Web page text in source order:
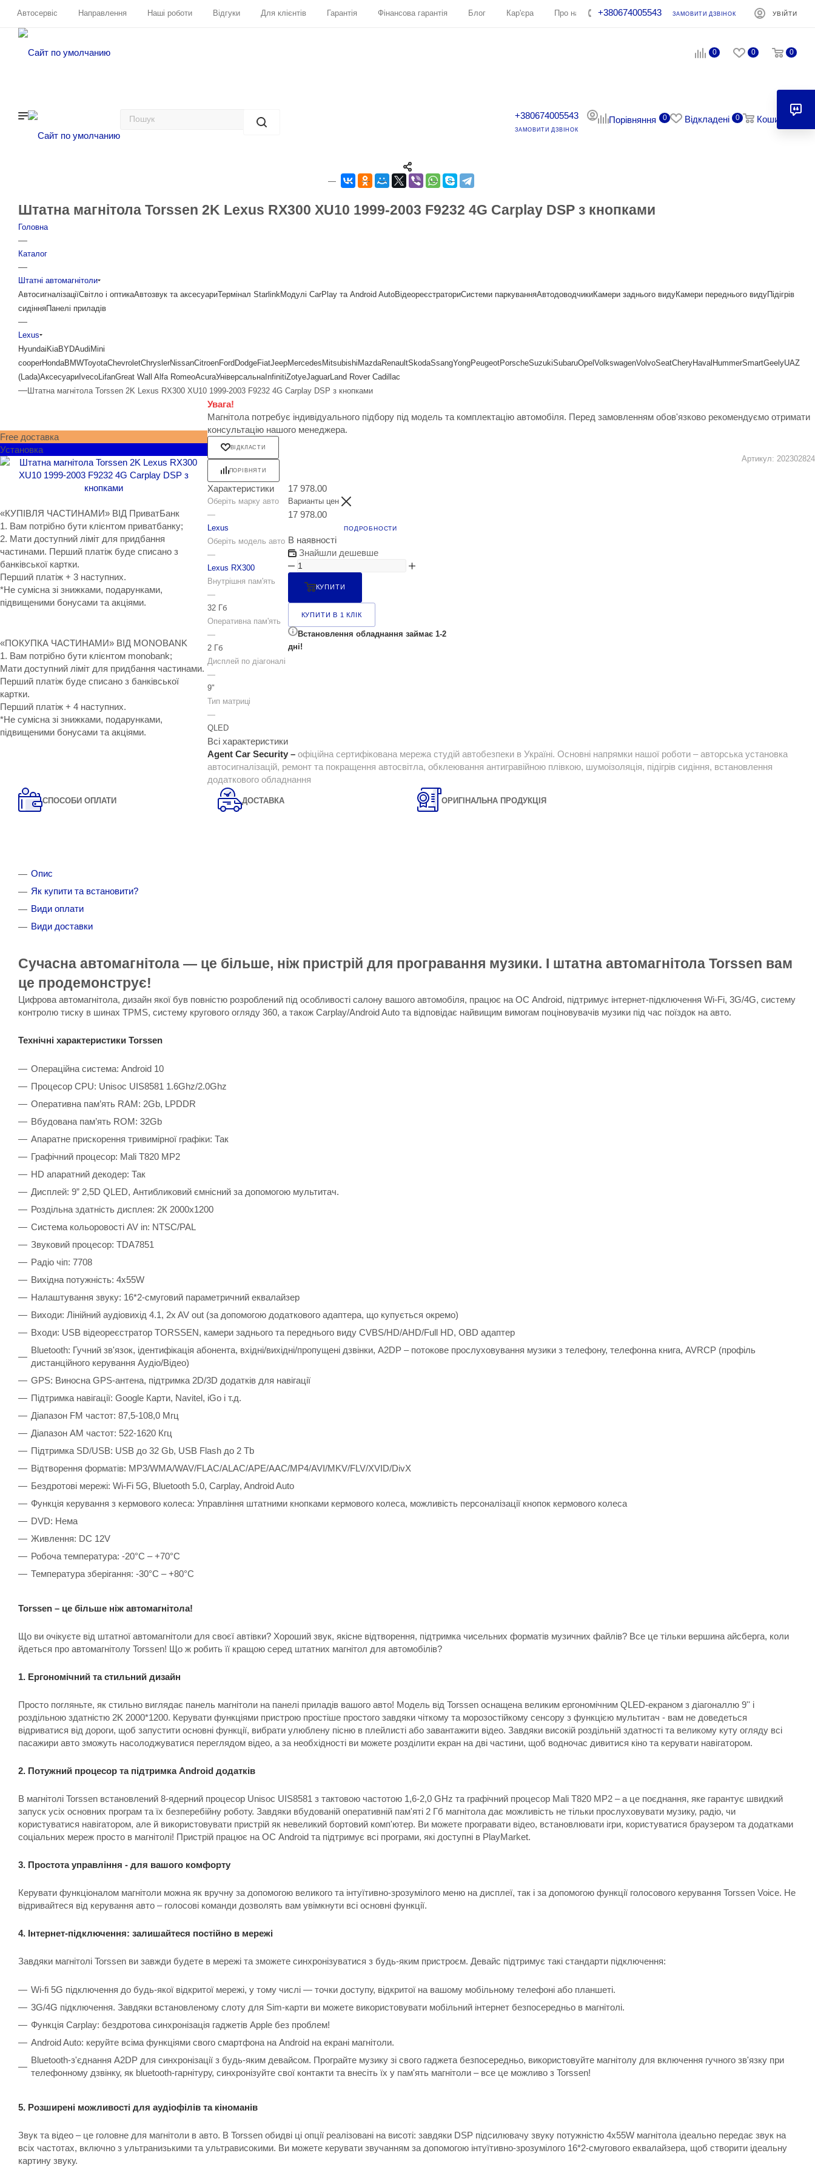
Автосервіс Направлення Наші роботи Відгуки Для клієнтів Гарантія Фінансова гарантія Блог Кар'єра Про нас Контакти
+380674005543 ЗАМОВИТИ ДЗВІНОК УВІЙТИ
0 0 0
+380674005543
ЗАМОВИТИ ДЗВІНОК
Порівняння 0 Відкладені 0 Кошик 0
Штатна магнітола Torssen 2K Lexus RX300 XU10 1999-2003 F9232 4G Carplay DSP з кнопками
Головна
—
Каталог
—
Штатні автомагнітоли
АвтосигналізаціїСвітло і оптикаАвтозвук та аксесуариТермінал StarlinkМодулі CarPlay та Android AutoВідеореєстраториСистеми паркуванняАвтодоводчикиКамери заднього видуКамери переднього видуПідігрів
сидінняПанелі приладів
—
Lexus
Hyundai KiaBYDAudi Mini
cooperHondaBMWToyotaChevroletChryslerNissanCitroenFord DodgeFiatJeepMercedes Mitsubishi MazdaRenaultSkodaSsangYongPeugeotPorscheSuzukiSubaruOpel VolkswagenVolvoSeatCheryHaval HummerSmartGeelyUAZ
(Lada)Аксесуари IvecoLifanGreat Wall Alfa RomeoAcuraУніверсальнаInfinitiZotyeJaguarLand Rover Cadillac
—Штатна магнітола Torssen 2K Lexus RX300 XU10 1999-2003 F9232 4G Carplay DSP з кнопками
Free доставка
Установка
«КУПІВЛЯ ЧАСТИНАМИ» ВІД ПриватБанк
1. Вам потрібно бути клієнтом приватбанку;
2. Мати доступний ліміт для придбання
частинами. Перший платіж буде списано з
банківської картки.
Перший платіж + 3 наступних.
*Не сумісна зі знижками, подарунками,
підвищеними бонусами та акціями.
«ПОКУПКА ЧАСТИНАМИ» ВІД MONOBANK
1. Вам потрібно бути клієнтом monobank;
Мати доступний ліміт для придбання частинами.
Перший платіж буде списано з банківської
картки.
Перший платіж + 4 наступних.
*Не сумісна зі знижками, подарунками,
підвищеними бонусами та акціями.
Увага!
Магнітола потребує індивідуального підбору під модель та комплектацію автомобіля. Перед замовленням обов'язково рекомендуємо отримати
консультацію нашого менеджера.
ВІДКЛАСТИ
ПОРІВНЯТИ
Артикул: 202302824
Характеристики
Оберіть марку авто
—
Lexus
Оберіть модель авто
—
Lexus RX300
Внутрішня пам'ять
—
32 Гб
Оперативна пам'ять
—
2 Гб
Дисплей по діагоналі
—
9"
Тип матриці
—
QLED
Всі характеристики
17 978.00
Варианты цен
17 978.00
ПОДРОБНОСТИ
В наявності
Знайшли дешевше
КУПИТИ
КУПИТИ В 1 КЛІК
Встановлення обладнання займає 1-2
дні!
Agent Car Security – офіційна сертифікована мережа студій автобезпеки в Україні. Основні напрямки нашої роботи – авторська установка
автосигналізацій, ремонт та покращення автосвітла, обклеювання антигравійною плівкою, шумоізоляція, підігрів сидіння, встановлення
додаткового обладнання
СПОСОБИ ОПЛАТИ ДОСТАВКА ОРИГІНАЛЬНА ПРОДУКЦІЯ
Опис
Як купити та встановити?
Види оплати
Види доставки
Сучасна автомагнітола — це більше, ніж пристрій для програвання музики. І штатна автомагнітола Torssen вам
це продемонструє!
Цифрова автомагнітола, дизайн якої був повністю розроблений під особливості салону вашого автомобіля, працює на ОС Android, підтримує інтернет-підключення Wi-Fi, 3G/4G, систему
контролю тиску в шинах TPMS, систему кругового огляду 360, а також Carplay/Android Auto та відповідає найвищим вимогам поціновувачів музики під час поїздок на авто.
Технічні характеристики Torssen
Операційна система: Android 10
Процесор CPU: Unisoc UIS8581 1.6Ghz/2.0Ghz
Оперативна пам’ять RAM: 2Gb, LPDDR
Вбудована пам’ять ROM: 32Gb
Апаратне прискорення тривимірної графіки: Так
Графічний процесор: Mali T820 MP2
HD апаратний декодер: Так
Дисплей: 9” 2,5D QLED, Антибликовий ємнісний за допомогою мультитач.
Роздільна здатність дисплея: 2К 2000х1200
Система кольоровості AV in: NTSC/PAL
Звуковий процесор: TDA7851
Радіо чіп: 7708
Вихідна потужність: 4х55W
Налаштування звуку: 16*2-смуговий параметричний еквалайзер
Виходи: Лінійний аудіовихід 4.1, 2x AV out (за допомогою додаткового адаптера, що купується окремо)
Входи: USB відеореєстратор TORSSEN, камери заднього та переднього виду CVBS/HD/AHD/Full HD, OBD адаптер
Bluetooth: Гучний зв'язок, ідентифікація абонента, вхідні/вихідні/пропущені дзвінки, A2DP – потокове прослуховування музики з телефону, телефонна книга, AVRCP (профіль
дистанційного керування Аудіо/Відео)
GPS: Виносна GPS-антена, підтримка 2D/3D додатків для навігації
Підтримка навігації: Google Карти, Navitel, iGo і т.д.
Діапазон FM частот: 87,5-108,0 Мгц
Діапазон АМ частот: 522-1620 Кгц
Підтримка SD/USB: USB до 32 Gb, USB Flash до 2 Tb
Відтворення форматів: MP3/WMA/WAV/FLAC/ALAC/APE/AAC/MP4/AVI/MKV/FLV/XVID/DivX
Бездротові мережі: Wi-Fi 5G, Bluetooth 5.0, Carplay, Android Auto
Функція керування з кермового колеса: Управління штатними кнопками кермового колеса, можливість персоналізації кнопок кермового колеса
DVD: Нема
Живлення: DC 12V
Робоча температура: -20°C – +70°C
Температура зберігання: -30°C – +80°C
Torssen – це більше ніж автомагнітола!
Що ви очікуєте від штатної автомагнітоли для своєї автівки? Хороший звук, якісне відтворення, підтримка чисельних форматів музичних файлів? Все це тільки вершина айсберга, коли
йдеться про автомагнітолу Torssen! Що ж робить її кращою серед штатних магнітол для автомобілів?
1. Ергономічний та стильний дизайн
Просто погляньте, як стильно виглядає панель магнітоли на панелі приладів вашого авто! Модель від Torssen оснащена великим ергономічним QLED-екраном з діагоналлю 9'' і
роздільною здатністю 2K 2000*1200. Керувати функціями пристрою простіше простого завдяки чіткому та морозостійкому сенсору з функцією мультитач - вам не доведеться
відриватися від дороги, щоб запустити основні функції, вибрати улюблену пісню в плейлисті або завантажити відео. Завдяки високій роздільній здатності та великому куту огляду всі
пасажири авто зможуть насолоджуватися переглядом відео, а за необхідності ви можете розділити екран на дві частини, щоб водночас дивитися кіно та керувати навігатором.
2. Потужний процесор та підтримка Android додатків
В магнітолі Torssen встановлений 8-ядерний процесор Unisoc UIS8581 з тактовою частотою 1,6-2,0 GHz та графічний процесор Mali T820 MP2 – а це поєднання, яке гарантує швидкий
запуск усіх основних програм та їх безперебійну роботу. Завдяки вбудованій оперативній пам'яті 2 Гб магнітола дає можливість не тільки прослуховувати музику, радіо, чи
користуватися навігатором, але й використовувати пристрій як невеликий бортовий комп'ютер. Ви можете програвати відео, встановлювати ігри, користуватися браузером та додатками
соціальних мереж просто в магнітолі! Пристрій працює на ОС Android та підтримує всі програми, які доступні в PlayMarket.
3. Простота управління - для вашого комфорту
Керувати функціоналом магнітоли можна як вручну за допомогою великого та інтуїтивно-зрозумілого меню на дисплеї, так і за допомогою функції голосового керування Torssen Voice. Не
відривайтеся від керування авто – голосові команди дозволять вам увімкнути всі основні функції.
4. Інтернет-підключення: залишайтеся постійно в мережі
Завдяки магнітолі Torssen ви завжди будете в мережі та зможете синхронізуватися з будь-яким пристроєм. Девайс підтримує такі стандарти підключення:
Wi-fi 5G підключення до будь-якої відкритої мережі, у тому числі — точки доступу, відкритої на вашому мобільному телефоні або планшеті.
3G/4G підключення. Завдяки встановленому слоту для Sim-карти ви можете використовувати мобільний інтернет безпосередньо в магнітолі.
Функція Carplay: бездротова синхронізація гаджетів Apple без проблем!
Android Auto: керуйте всіма функціями свого смартфона на Android на екрані магнітоли.
Bluetooth-з'єднання A2DP для синхронізації з будь-яким девайсом. Програйте музику зі свого гаджета безпосередньо, використовуйте магнітолу для включення гучного зв'язку при
телефонному дзвінку, як bluetooth-гарнітуру, синхронізуйте свої контакти та внесіть їх у пам'ять магнітоли – все це можливо з Torssen!
5. Розширені можливості для аудіофілів та кіноманів
Звук та відео – це головне для магнітоли в авто. В Torssen обидві ці опції реалізовані на висоті: завдяки DSP підсилювачу звуку потужністю 4х55W магнітола ідеально передає звук на
всіх частотах, включно з ультранизькими та ультрависокими. Ви можете керувати звучанням за допомогою інтуїтивно-зрозумілого 16*2-смугового еквалайзера, щоб створити ідеальну
картину звуку.